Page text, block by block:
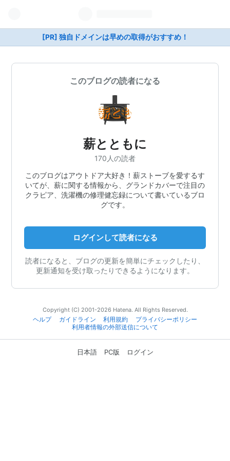
[PR] 独自ドメインは早めの取得がおすすめ！
このブログの読者になる
薪とともに
170人の読者
このブログはアウトドア大好き！薪ストーブを愛するす
いてが、薪に関する情報から、グランドカバーで注目の
クラピア、洗濯機の修理健忘録について書いているブロ
グです。
ログインして読者になる
読者になると、ブログの更新を簡単にチェックしたり、
更新通知を受け取ったりできるようになります。
Copyright (C) 2001-2026 Hatena. All Rights Reserved.
ヘルプ
ガイドライン 利用規約
プライバシーポリシー
利用者情報の外部送信について
日本語 PC版 ログイン